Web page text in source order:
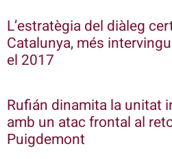
L’estratègia del diàleg
Catalunya, més
el 2017
Rufián dinamita la unitat
amb un atac frontal al
Puigdemont